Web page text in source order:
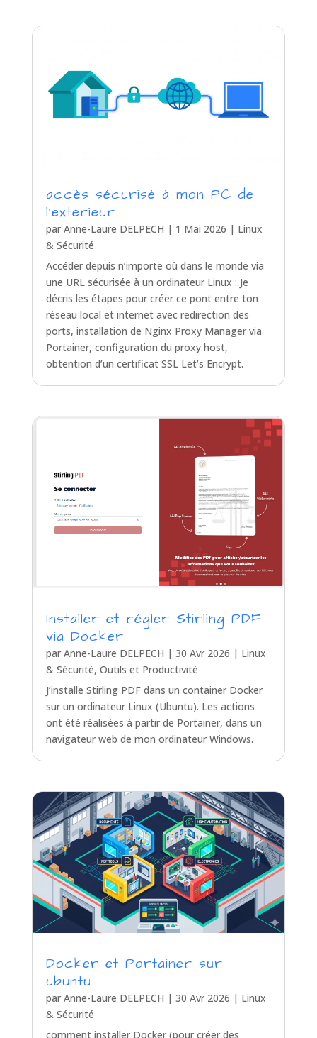
accès sécurisé à mon PC de
l’extérieur
par Anne-Laure DELPECH | 1 Mai 2026 | Linux
& Sécurité
Accéder depuis n’importe où dans le monde via
une URL sécurisée à un ordinateur Linux : Je
décris les étapes pour créer ce pont entre ton
réseau local et internet avec redirection des
ports, installation de Nginx Proxy Manager via
Portainer, configuration du proxy host,
obtention d’un certificat SSL Let’s Encrypt.
Installer et régler Stirling PDF
via Docker
par Anne-Laure DELPECH | 30 Avr 2026 | Linux
& Sécurité, Outils et Productivité
J’installe Stirling PDF dans un container Docker
sur un ordinateur Linux (Ubuntu). Les actions
ont été réalisées à partir de Portainer, dans un
navigateur web de mon ordinateur Windows.
Docker et Portainer sur
ubuntu
par Anne-Laure DELPECH | 30 Avr 2026 | Linux
& Sécurité
comment installer Docker (pour créer des